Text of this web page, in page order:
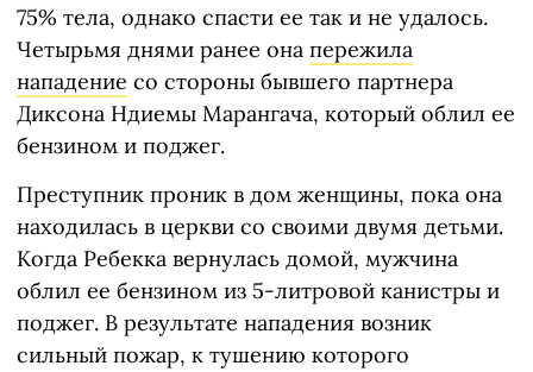
75% тела, однако спасти ее так и не удалось.
Четырьмя днями ранее она пережила
нападение со стороны бывшего партнера
Диксона Ндиемы Марангача, который облил ее
бензином и поджег.
Преступник проник в дом женщины, пока она
находилась в церкви со своими двумя детьми.
Когда Ребекка вернулась домой, мужчина
облил ее бензином из 5-литровой канистры и
поджег. В результате нападения возник
сильный пожар, к тушению которого